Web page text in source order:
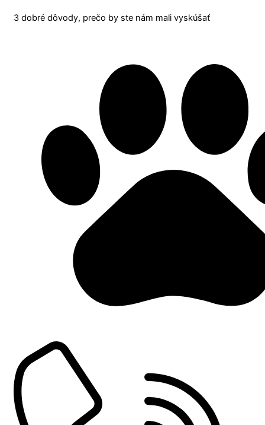
3 dobré dôvody, prečo by ste nám mali vyskúšať